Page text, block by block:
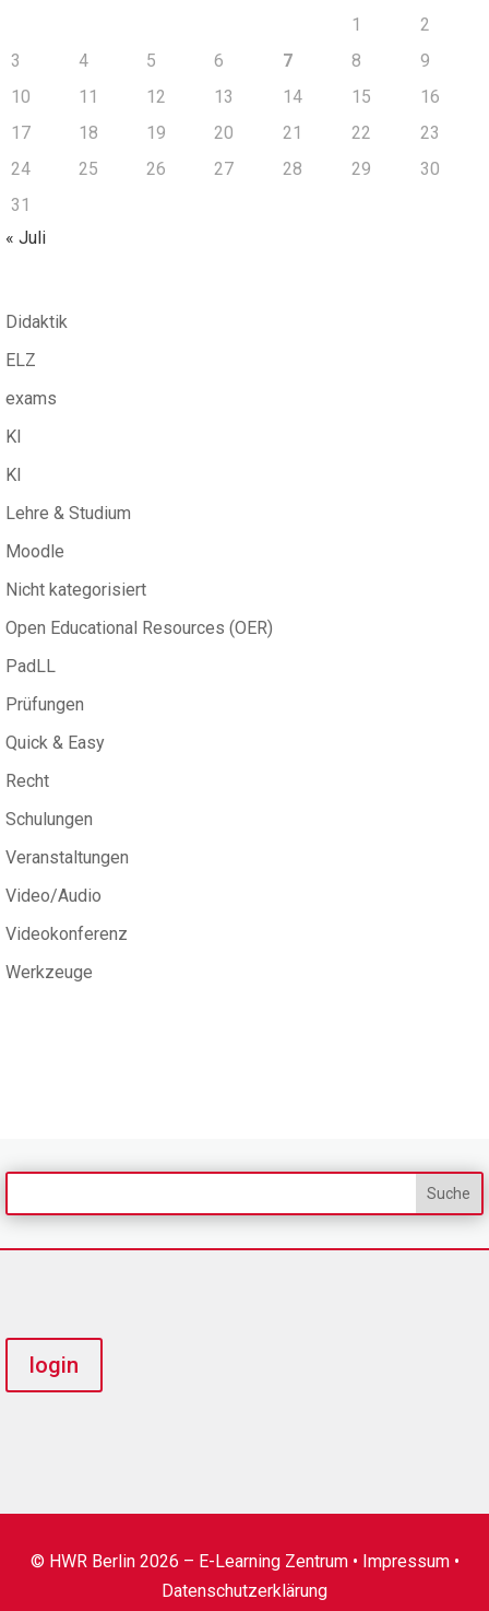
1
2
3
4 5 6 7 8
9
10
11 12 13 14 15
16
17
18 19 20 21 22
23
24
25 26 27 28 29
30
31
« Juli
Didaktik
ELZ
exams
KI
KI
Lehre & Studium
Moodle
Nicht kategorisiert
Open Educational Resources (OER)
PadLL
Prüfungen
Quick & Easy
Recht
Schulungen
Veranstaltungen
Video/Audio
Videokonferenz
Werkzeuge
login
© HWR Berlin 2026 – E-Learning Zentrum • Impressum•
Datenschutzerklärung